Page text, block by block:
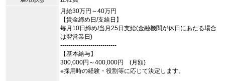
月給30万円～40万円
【賃金締め日/支給日】
毎月10日締め/当月25日支給(金融機関が休日にあたる場合
は翌営業日)
----------------------------
【基本給与】
300,000円～400,000円 (月額)
※採用時の経験・役割等に応じて決定します。